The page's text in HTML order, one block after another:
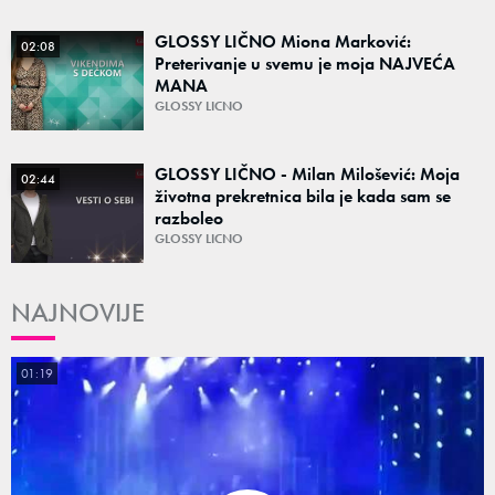
02:08
GLOSSY LIČNO Miona Marković:
Preterivanje u svemu je moja NAJVEĆA
MANA
GLOSSY LICNO
02:44
GLOSSY LIČNO - Milan Milošević: Moja
životna prekretnica bila je kada sam se
razboleo
GLOSSY LICNO
NAJNOVIJE
01:19